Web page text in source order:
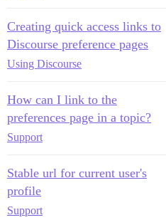
Creating quick access links to
Discourse preference pages
Using Discourse
How can I link to the
preferences page in a topic?
Support
Stable url for current user's
profile
Support